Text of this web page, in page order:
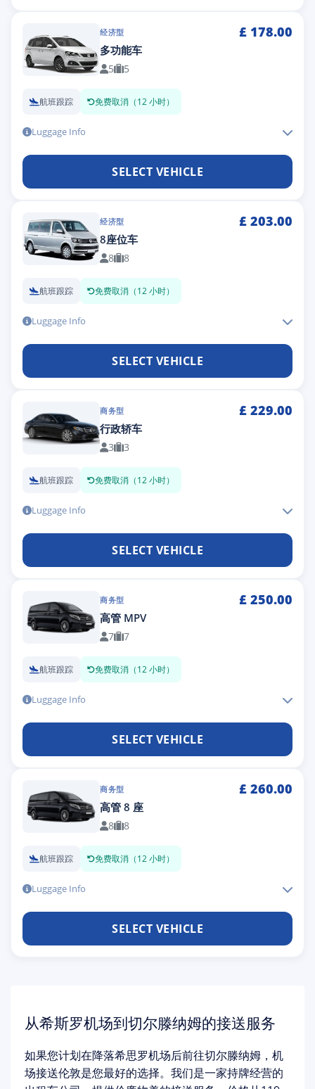
经济型 £ 178.00
多功能车
5 5
航班跟踪 免费取消（12 小时）
Luggage Info
SELECT VEHICLE
经济型 £ 203.00
8座位车
8 8
航班跟踪 免费取消（12 小时）
Luggage Info
SELECT VEHICLE
商务型 £ 229.00
行政轿车
3 3
航班跟踪 免费取消（12 小时）
Luggage Info
SELECT VEHICLE
商务型 £ 250.00
高管 MPV
7 7
航班跟踪 免费取消（12 小时）
Luggage Info
SELECT VEHICLE
商务型 £ 260.00
高管 8 座
8 8
航班跟踪 免费取消（12 小时）
Luggage Info
SELECT VEHICLE
从希斯罗机场到切尔滕纳姆的接送服务
如果您计划在降落希思罗机场后前往切尔滕纳姆， 机
场接送伦敦是您最好的选择。我们是一家持牌经营的